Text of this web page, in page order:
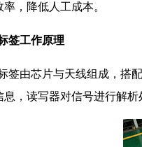
，降低人工成本。
签工作原理
签由芯片与天线组成，搭
息，读写器对信号进行解